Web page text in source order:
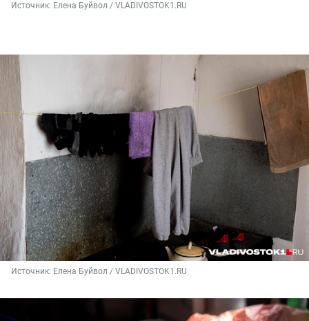
Источник: Елена Буйвол / VLADIVOSTOK1.RU
Источник: Елена Буйвол / VLADIVOSTOK1.RU